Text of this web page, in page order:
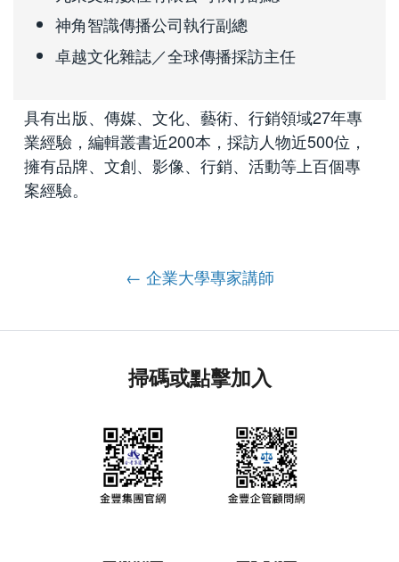
神角智識傳播公司執行副總
卓越文化雜誌／全球傳播採訪主任
具有出版、傳媒、文化、藝術、行銷領域27年專
業經驗，編輯叢書近200本，採訪人物近500位，
擁有品牌、文創、影像、行銷、活動等上百個專
案經驗。
← 企業大學專家講師
掃碼或點擊加入